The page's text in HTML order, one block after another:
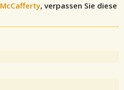
McCafferty, verpassen Sie diese